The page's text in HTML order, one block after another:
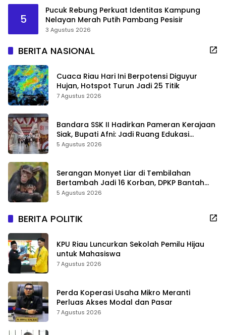
5
Pucuk Rebung Perkuat Identitas Kampung
Nelayan Merah Putih Pambang Pesisir
3 Agustus 2026
BERITA NASIONAL
Cuaca Riau Hari Ini Berpotensi Diguyur
Hujan, Hotspot Turun Jadi 25 Titik
7 Agustus 2026
Bandara SSK II Hadirkan Pameran Kerajaan
Siak, Bupati Afni: Jadi Ruang Edukasi
Sejarah Riau
5 Agustus 2026
Serangan Monyet Liar di Tembilahan
Bertambah Jadi 16 Korban, DPKP Bantah
Video Gerombolan Viral
5 Agustus 2026
BERITA POLITIK
KPU Riau Luncurkan Sekolah Pemilu Hijau
untuk Mahasiswa
7 Agustus 2026
Perda Koperasi Usaha Mikro Meranti
Perluas Akses Modal dan Pasar
7 Agustus 2026